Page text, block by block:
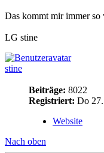
Das kommt mir immer so
LG stine
stine
Beiträge: 8022
Registriert: Do
Website
Nach oben